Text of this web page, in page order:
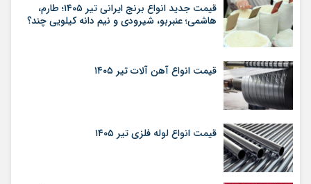
قیمت جدید انواع برنج ایرانی تیر ۱۴۰۵؛ طارم،
هاشمی؛ عنبربو، شیرودی و نیم دانه کیلویی چند؟
قیمت انواع آهن آلات تیر ۱۴۰۵
قیمت انواع لوله فلزی تیر ۱۴۰۵